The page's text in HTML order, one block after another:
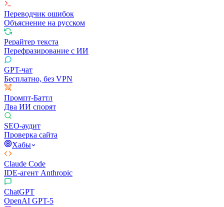
Переводчик ошибок
Объяснение на русском
Рерайтер текста
Перефразирование с ИИ
GPT-чат
Бесплатно, без VPN
Промпт-Баттл
Два ИИ спорят
SEO-аудит
Проверка сайта
Хабы
Claude Code
IDE-агент Anthropic
ChatGPT
OpenAI GPT-5